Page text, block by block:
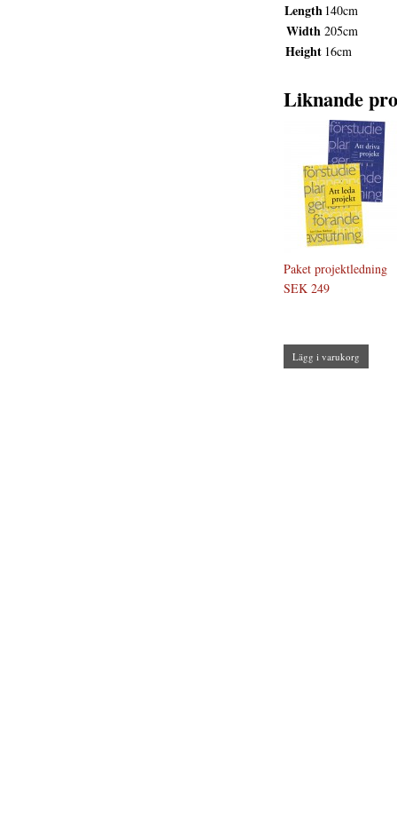
Length140cm
Width 205cm
Height 16cm
Liknande
Paket projektledning
SEK 249
Lägg i varukorg